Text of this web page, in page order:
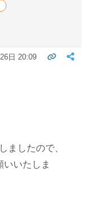
日 20:09
ましたので、
いたしま